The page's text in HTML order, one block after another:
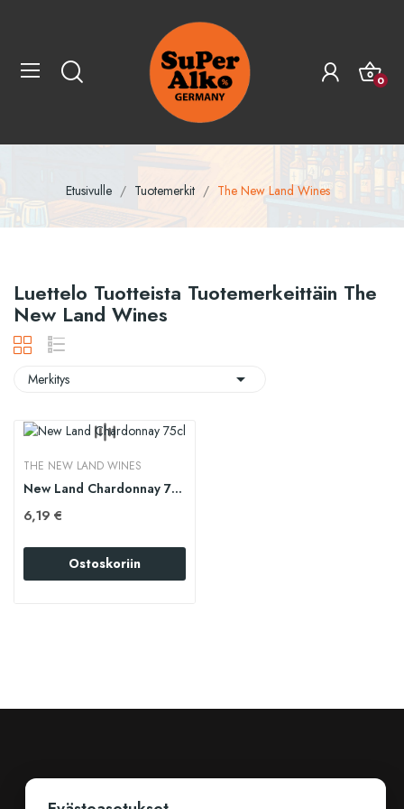
0
Etusivulle Tuotemerkit The New Land Wines
Luettelo Tuotteista Tuotemerkeittäin The
New Land Wines
Merkitys 
THE NEW LAND WINES
New Land Chardonnay 75cl
6,19 €
Ostoskoriin